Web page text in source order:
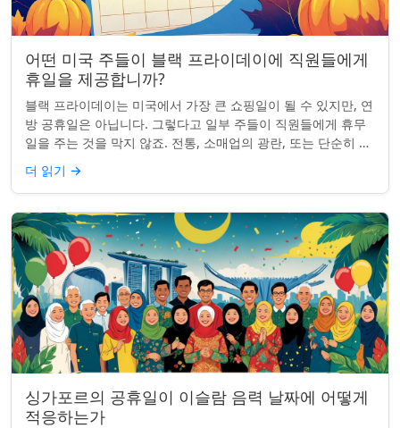
어떤 미국 주들이 블랙 프라이데이에 직원들에게
휴일을 제공합니까?
블랙 프라이데이는 미국에서 가장 큰 쇼핑일이 될 수 있지만, 연
방 공휴일은 아닙니다. 그렇다고 일부 주들이 직원들에게 휴무
일을 주는 것을 막지 않죠. 전통, 소매업의 광란, 또는 단순히 추
수감사절을 연장하는 것과 관...
더 읽기 →
싱가포르의 공휴일이 이슬람 음력 날짜에 어떻게
적응하는가